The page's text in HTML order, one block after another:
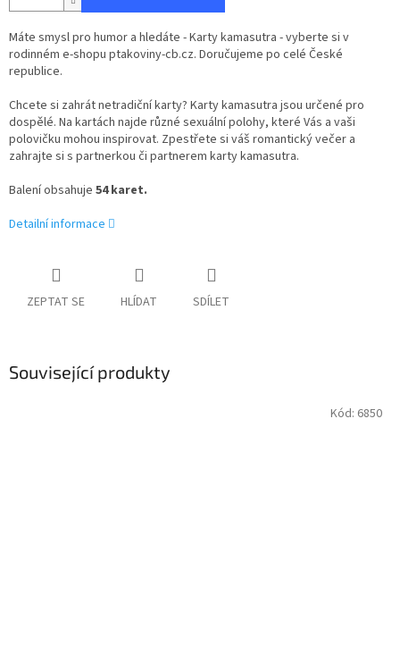
Máte smysl pro humor a hledáte - Karty kamasutra - vyberte si v
rodinném e-shopu ptakoviny-cb.cz. Doručujeme po celé České
republice.
Chcete si zahrát netradiční karty? Karty kamasutra jsou určené pro
dospělé. Na kartách najde různé sexuální polohy, které Vás a vaši
polovičku mohou inspirovat. Zpestřete si váš romantický večer a
zahrajte si s partnerkou či partnerem karty kamasutra.
Balení obsahuje 54 karet.
Detailní informace
ZEPTAT SE HLÍDAT SDÍLET
Související produkty
Kód: 6850